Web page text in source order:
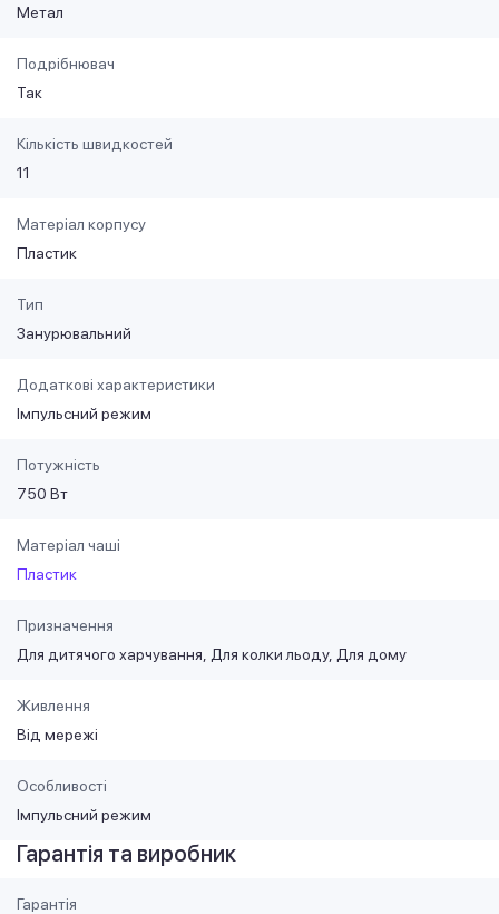
Метал
Подрібнювач
Так
Кількість швидкостей
11
Матеріал корпусу
Пластик
Тип
Занурювальний
Додаткові характеристики
Імпульсний режим
Потужність
750 Вт
Матеріал чаші
Пластик
Призначення
Для дитячого харчування
Для колки льоду Для дому
Живлення
Від мережі
Особливості
Імпульсний режим
Гарантія та виробник
Гарантія